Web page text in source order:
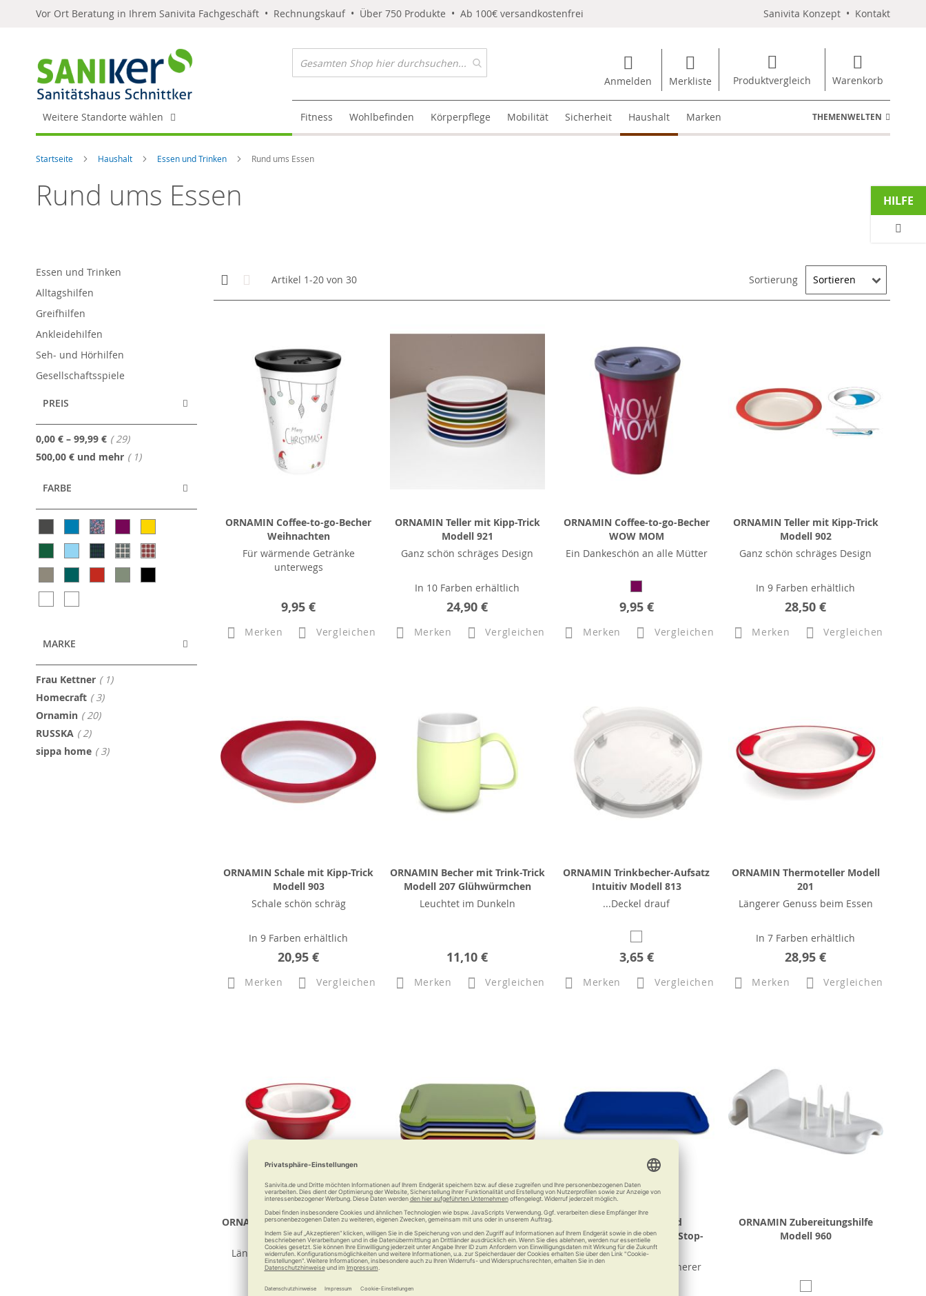
Vor Ort Beratung in Ihrem Sanivita Fachgeschäft • Rechnungskauf • Über 750 Produkte • Ab 100€ versandkostenfrei Sanivita Konzept • Kontakt
Anmelden Merkliste Produktvergleich Warenkorb
Weitere Standorte wählen Fitness Wohlbefinden Körperpflege Mobilität Sicherheit Haushalt Marken THEMENWELTEN
Startseite Haushalt Essen und Trinken Rund ums Essen
Rund ums Essen
Anzeigen
als
Kachelansicht
Artikel 1-20 von30 Sortierung
ORNAMIN Coffee-to-go-Becher
Weihnachten
Für wärmende Getränke
unterwegs
9,95 €
Merken Vergleichen
ORNAMIN Teller mit Kipp-Trick
Modell 921
Ganz schön schräges Design
In 10 Farben erhältlich
24,90 €
Merken Vergleichen
ORNAMIN Coffee-to-go-Becher
WOW MOM
Ein Dankeschön an alle Mütter
9,95 €
Merken Vergleichen
ORNAMIN Teller mit Kipp-Trick
Modell 902
Ganz schön schräges Design
In 9 Farben erhältlich
28,50 €
Merken Vergleichen
ORNAMIN Schale mit Kipp-Trick
Modell 903
Schale schön schräg
In 9 Farben erhältlich
20,95 €
Merken Vergleichen
ORNAMIN Becher mit Trink-Trick
Modell 207 Glühwürmchen
Leuchtet im Dunkeln
11,10 €
Merken Vergleichen
ORNAMIN Trinkbecher-Aufsatz
Intuitiv Modell 813
...Deckel drauf
3,65 €
Merken Vergleichen
ORNAMIN Thermoteller Modell
201
Längerer Genuss beim Essen
In 7 Farben erhältlich
28,95 €
Merken Vergleichen
ORNAMIN Thermoschale Modell
203
Längerer Genuss beim Essen
In 8 Farben erhältlich
ORNAMIN Essbrettchen mit
Stop-Trick Modell 900
Einfach schmieren
ORNAMIN Ess- und
Zubereitungsbrett mit Stop-
Trick Modell 910
Einfach größer und sicherer
ORNAMIN Zubereitungshilfe
Modell 960
Essen und Trinken
Alltagshilfen
Greifhilfen
Ankleidehilfen
Seh- und Hörhilfen
Gesellschaftsspiele
PREIS
0,00 € – 99,99 € 29Artikel
500,00 € und mehr 1Artikel
FARBE
MARKE
Frau Kettner 1Artikel
Homecraft 3Artikel
Ornamin 20Artikel
RUSSKA 2Artikel
sippa home 3Artikel
HILFE